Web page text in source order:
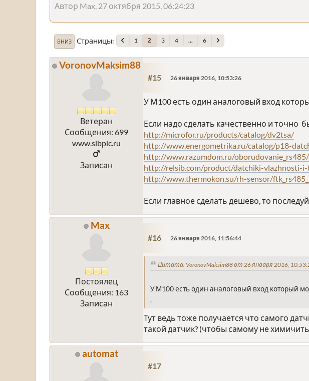
Автор Max, 27 октября 2015, 06:24:23
ВНИЗ Страницы 1 2 3 4 ... 6
VoronovMaksim88
Ветеран
Сообщения: 699
www.sibplc.ru
Записан
#15 26 января 2016, 10:53:26
У М100 есть один аналоговый вход
Если надо сделать качественно и точно
http://microfor.ru/products/catalog/dv2tsa/
http://www.energometrika.ru/catalog/p18-
http://www.razumdom.ru/
http://relsib.com/product/datchiki-vlazhnosti-
http://www.thermokon.su/rh-sensor/
Если главное сделать дёшево, то
Max
Постоялец
Сообщения: 163
Записан
#16 26 января 2016, 11:56:44
Цитата: VoronovMaksim88 от 26 января 2016,
У М100 есть один аналоговый вход который
.
Тут ведь тоже получается что самого
такой датчик? (чтобы самому не
automat
#17